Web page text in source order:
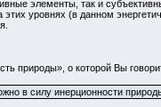
элементы, так и
этих уровнях (в данном
природы», о которой Вы
в силу инерционности